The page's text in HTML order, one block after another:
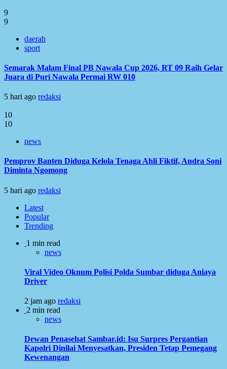
9
9
daerah
sport
Semarak Malam Final PB Nawala Cup 2026, RT 09 Raih Gelar
Juara di Puri Nawala Permai RW 010
5 hari ago redaksi
10
10
news
Pemprov Banten Diduga Kelola Tenaga Ahli Fiktif, Andra Soni
Diminta Ngomong
5 hari ago redaksi
Latest
Popular
Trending
1 min read
news
Viral Video Oknum Polisi Polda Sumbar diduga Aniaya
Driver
2 jam ago redaksi
2 min read
news
Dewan Penasehat Sambar.id: Isu Surpres Pergantian
Kapolri Dinilai Menyesatkan, Presiden Tetap Pemegang
Kewenangan